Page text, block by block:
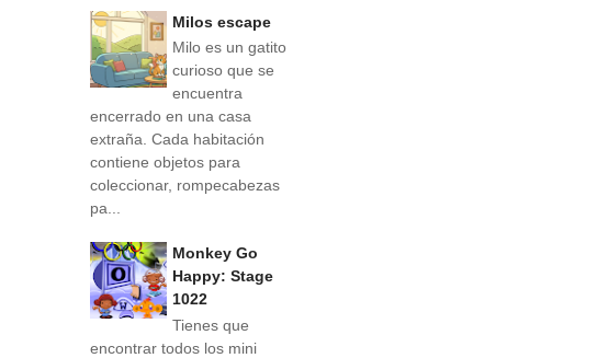
Milos escape
Milo es un gatito
curioso que se
encuentra
encerrado en una casa
extraña. Cada habitación
contiene objetos para
coleccionar, rompecabezas
pa...
Monkey Go
Happy: Stage
1022
Tienes que
encontrar todos los mini